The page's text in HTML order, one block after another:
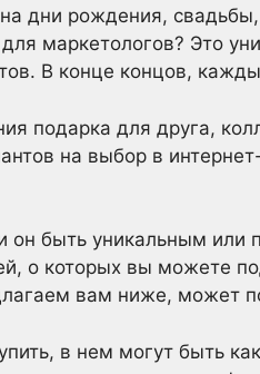
дни рождения,
маркетологов? Это
В конце концов,
подарка для друга,
на выбор в
быть уникальным или
о которых вы можете
вам ниже, может
в нем могут быть